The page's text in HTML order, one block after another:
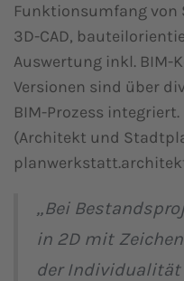
Funktionsumfang von
3D-CAD,
Auswertung inkl. BIM-
Versionen sind über
BIM-Prozess
(Architekt und
„Bei
in 2D mit
der Individualität